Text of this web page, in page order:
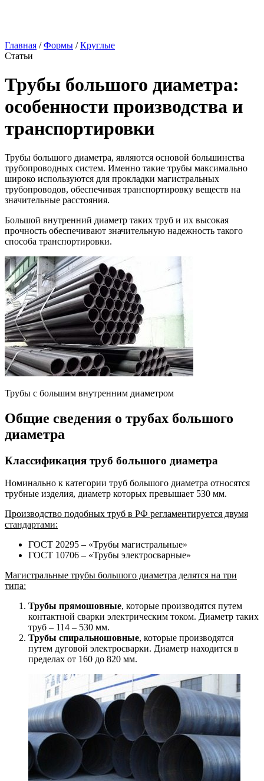
Главная /Формы /Круглые
Статьи
Трубы большого диаметра:
особенности производства и
транспортировки
Трубы большого диаметра, являются основой большинства
трубопроводных систем. Именно такие трубы максимально
широко используются для прокладки магистральных
трубопроводов, обеспечивая транспортировку веществ на
значительные расстояния.
Большой внутренний диаметр таких труб и их высокая
прочность обеспечивают значительную надежность такого
способа транспортировки.
Трубы с большим внутренним диаметром
Общие сведения о трубах большого
диаметра
Классификация труб большого диаметра
Номинально к категории труб большого диаметра относятся
трубные изделия, диаметр которых превышает 530 мм.
Производство подобных труб в РФ регламентируется двумя
стандартами:
ГОСТ 20295 – «Трубы магистральные»
ГОСТ 10706 – «Трубы электросварные»
Магистральные трубы большого диаметра делятся на три
типа:
Трубы прямошовные, которые производятся путем
контактной сварки электрическим током. Диаметр таких
труб – 114 – 530 мм.
Трубы спиральношовные, которые производятся
путем дуговой электросварки. Диаметр находится в
пределах от 160 до 820 мм.